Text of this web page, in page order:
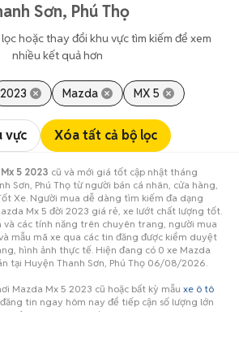
Sơn, Phú Thọ
hoặc thay đổi khu vực tìm kiếm để xem
nhiều kết quả hơn
2023 Mazda MX 5
vực Xóa tất cả bộ lọc
5 2023 cũ và mới giá tốt cập nhật tháng
Sơn, Phú Thọ từ người bán cá nhân, cửa hàng,
Xe. Người mua dễ dàng tìm kiếm đa dạng
Mx 5 đời 2023 giá rẻ, xe lướt chất lượng tốt.
các tính năng trên chuyên trang, người mua
mẫu mã xe qua các tin đăng được kiểm duyệt
hình ảnh thực tế. Hiện đang có 0 xe Mazda
tại Huyện Thanh Sơn, Phú Thọ 06/08/2026.
Mazda Mx 5 2023 cũ hoặc bất kỳ mẫu xe ô tô
tin ngay hôm nay để tiếp cận số lượng lớn
Thanh Sơn, Phú Thọ!